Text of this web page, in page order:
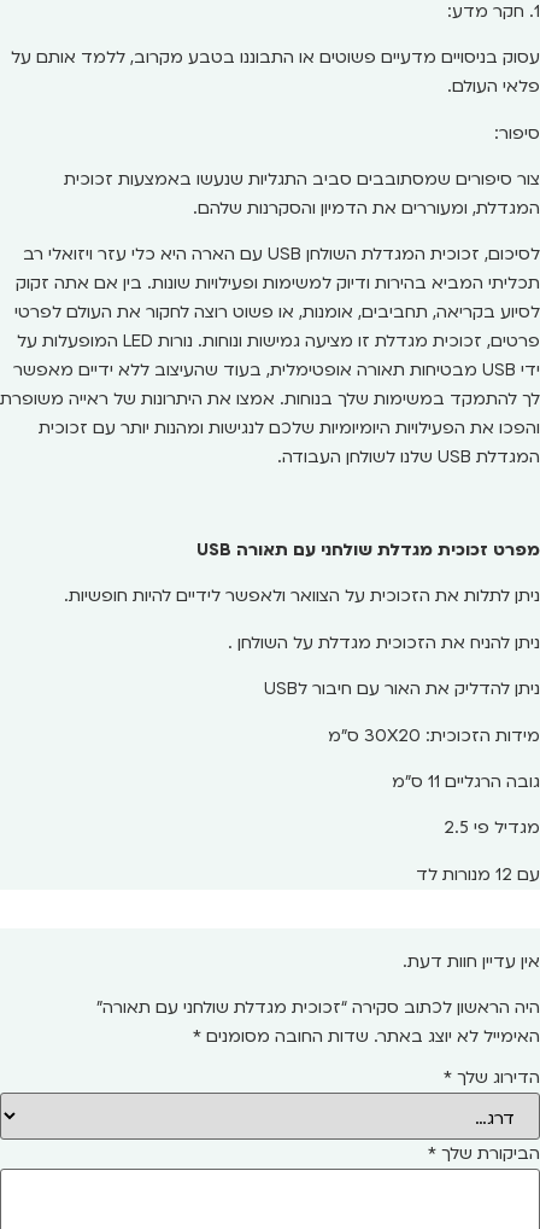
1. חקר מדע:
עסוק בניסויים מדעיים פשוטים או התבוננו בטבע מקרוב, ללמד אותם על
פלאי העולם.
סיפור:
צור סיפורים שמסתובבים סביב התגליות שנעשו באמצעות זכוכית
המגדלת, ומעוררים את הדמיון והסקרנות שלהם.
לסיכום, זכוכית המגדלת השולחן USB עם הארה היא כלי עזר ויזואלי רב
תכליתי המביא בהירות ודיוק למשימות ופעילויות שונות. בין אם אתה זקוק
לסיוע בקריאה, תחביבים, אומנות, או פשוט רוצה לחקור את העולם לפרטי
פרטים, זכוכית מגדלת זו מציעה גמישות ונוחות. נורות LED המופעלות על
ידי USB מבטיחות תאורה אופטימלית, בעוד שהעיצוב ללא ידיים מאפשר
לך להתמקד במשימות שלך בנוחות. אמצו את היתרונות של ראייה משופרת
והפכו את הפעילויות היומיומיות שלכם לנגישות ומהנות יותר עם זכוכית
המגדלת USB שלנו לשולחן העבודה.
מפרט זכוכית מגדלת שולחני עם תאורה USB
ניתן לתלות את הזכוכית על הצוואר ולאפשר לידיים להיות חופשיות.
ניתן להניח את הזכוכית מגדלת על השולחן .
ניתן להדליק את האור עם חיבור לUSB
מידות הזכוכית: 30X20 ס"מ
גובה הרגליים 11 ס"מ
מגדיל פי 2.5
עם 12 מנורות לד
אין עדיין חוות דעת.
היה הראשון לכתוב סקירה “זכוכית מגדלת שולחני עם תאורה”
האימייל לא יוצג באתר. שדות החובה מסומנים *
הדירוג שלך *
הביקורת שלך *